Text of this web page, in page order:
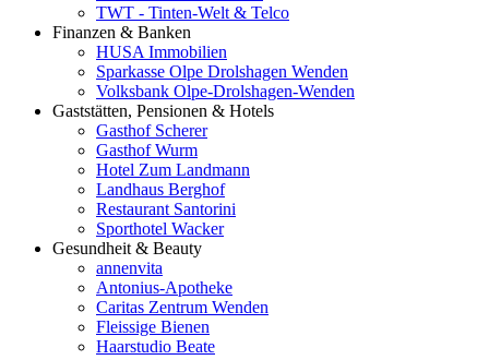
TWT - Tinten-Welt & Telco
Finanzen & Banken
HUSA Immobilien
Sparkasse Olpe Drolshagen Wenden
Volksbank Olpe-Drolshagen-Wenden
Gaststätten, Pensionen & Hotels
Gasthof Scherer
Gasthof Wurm
Hotel Zum Landmann
Landhaus Berghof
Restaurant Santorini
Sporthotel Wacker
Gesundheit & Beauty
annenvita
Antonius-Apotheke
Caritas Zentrum Wenden
Fleissige Bienen
Haarstudio Beate